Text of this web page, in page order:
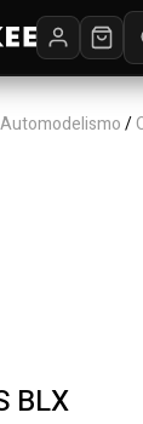
Automodelismo/
BLX